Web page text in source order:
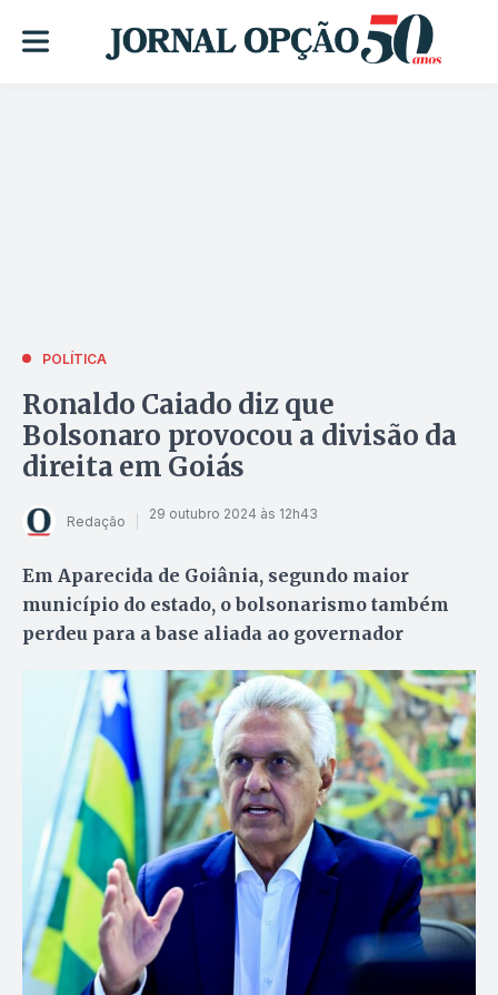
POLÍTICA
Ronaldo Caiado diz que
Bolsonaro provocou a divisão da
direita em Goiás
Redação 29 outubro 2024 às 12h43
Em Aparecida de Goiânia, segundo maior
município do estado, o bolsonarismo também
perdeu para a base aliada ao governador